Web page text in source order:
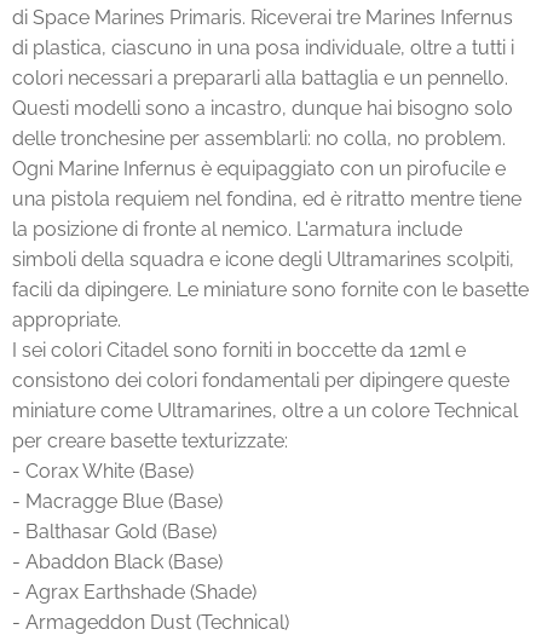
di Space Marines Primaris. Riceverai tre Marines Infernus
di plastica, ciascuno in una posa individuale, oltre a tutti i
colori necessari a prepararli alla battaglia e un pennello.
Questi modelli sono a incastro, dunque hai bisogno solo
delle tronchesine per assemblarli: no colla, no problem.
Ogni Marine Infernus è equipaggiato con un pirofucile e
una pistola requiem nel fondina, ed è ritratto mentre tiene
la posizione di fronte al nemico. L'armatura include
simboli della squadra e icone degli Ultramarines scolpiti,
facili da dipingere. Le miniature sono fornite con le basette
appropriate.
I sei colori Citadel sono forniti in boccette da 12ml e
consistono dei colori fondamentali per dipingere queste
miniature come Ultramarines, oltre a un colore Technical
per creare basette texturizzate:
- Corax White (Base)
- Macragge Blue (Base)
- Balthasar Gold (Base)
- Abaddon Black (Base)
- Agrax Earthshade (Shade)
- Armageddon Dust (Technical)